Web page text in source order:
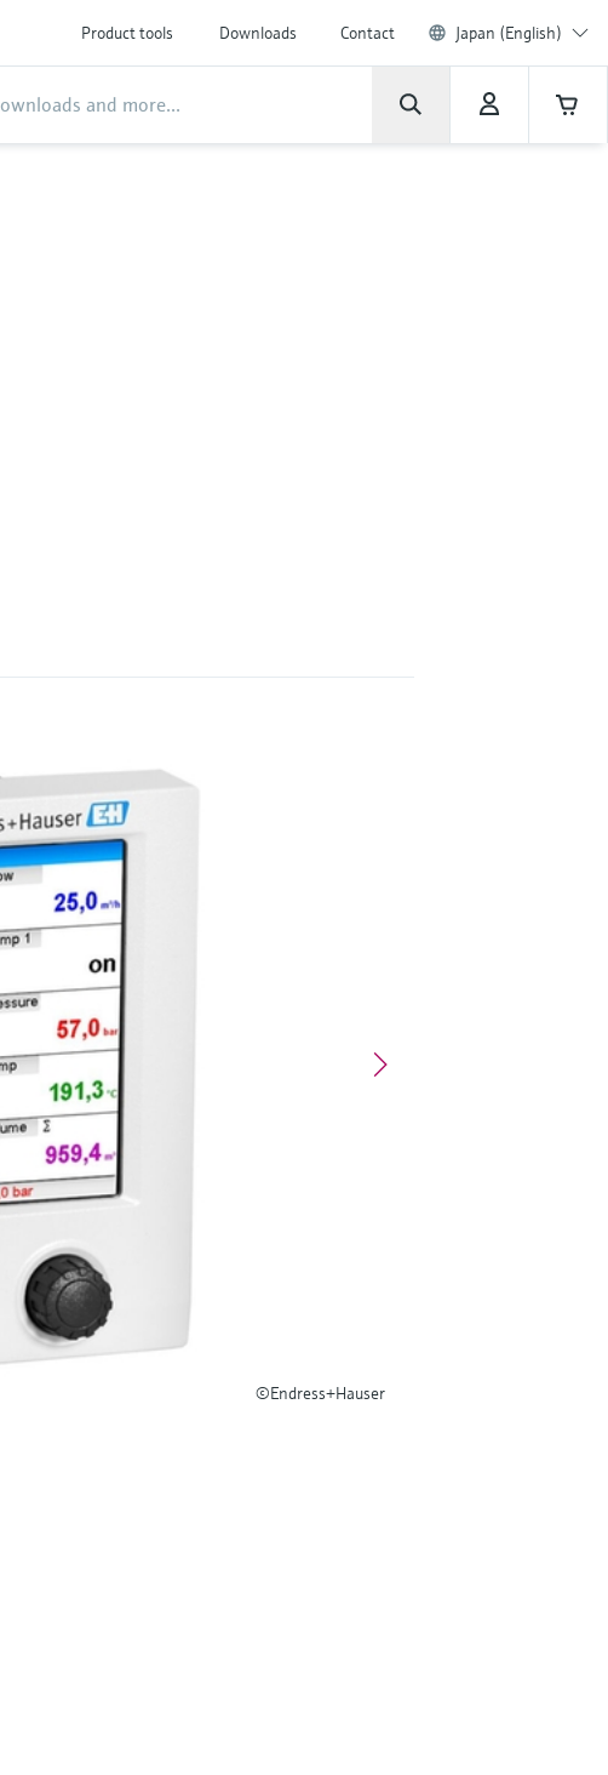
Product tools Downloads Contact Japan (English)
©Endress+Hauser